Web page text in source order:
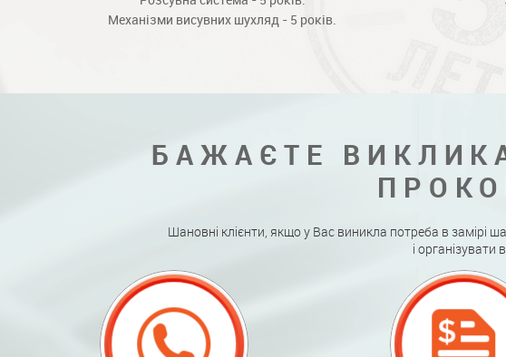
Механізми висувних шухляд - 5 років.
БАЖАЄТЕ
Шановні клієнти, якщо у Вас виникла потреба в замірі
і